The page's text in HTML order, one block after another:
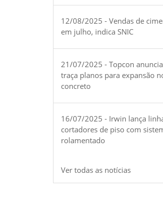
12/08/2025 - Vendas de
em julho, indica SNIC
21/07/2025 - Topcon
traça planos para expansão
concreto
16/07/2025 - Irwin lança
cortadores de piso com
rolamentado
Ver todas as notícias